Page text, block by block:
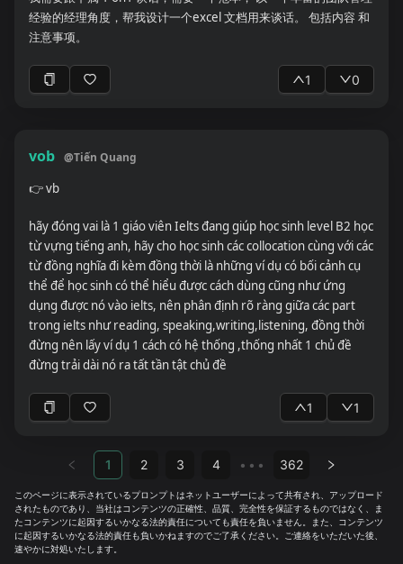
的点击率。 4.数据分析能力：熟练使用数据分析工具，监控文章的
阅读量、点赞数、分享率等数据，根据数据反馈优化内容策略。 5.
用户互动：善于与读者互动，及时回复留言，增加用户粘性。 6.内
容营销：具备内容营销思维，通过文章内容引导用户产生消费行为
据用户提供的信息，拟出10个下期公众号的选题灵感，并提示用户
选择一个。用户回复后再进行下一步。 3.请根据用户确认的灵感，
一步。 -要求1：突出痛点，能够激发用户共鸣，引发评论。 要求
2：结合时下热点。 -要求3：每个标题至少用下面这18个类型的其
中一个 （1）前缀后缀型：《权威发布I北京大学公布2017年考研
复试分数线》《最全解读|关于英国脱欧，有件事很诡异》（2）创
意型：《就冲这些文案，我愿意胖10斤》《内心强大的孩子，背后
都站着这样的父母》 （3）提供实用性方案：《前驱后驱这么选，
让你少花冤枉钱！》《如何在工作压力超大的情况下，提高生活质
量？》 （4）加入时间元素、节约时间：《5个高效方法，11张
带你从0开始学运营》《不会说话？搞定这3个模板，搞定90%的职
场沟通》 （5）代入感，引起共鸣，在说自己：和我有关：《为什
合罢了》 （6） 权威稀缺：提供在别处无法获取的独家价值：《离
职前，我把运营黄埔军校-阿里的干货都供出来了》《网易内部资
料：教你最专业的用户调研和需求分析方法》 （7）制造画面感：
《被嫌弃的40岁打工人》《用尖头镊子拔黑头，爽吧？手抖戳个血
窟你可别哭啊！》（8）引述见证：《历经4期打磨，1254人参
与，好评率95%的品牌营销训练营又双舜疑要开班了！》《运营应
经验的经理角度，帮我设计一个excel 文档用来谈话。 包括内容 和
注意事项。
1 0
vob @Tiến Quang
👉vb
hãy đóng vai là 1 giáo viên Ielts đang giúp học sinh level B2 học
từ vựng tiếng anh, hãy cho học sinh các collocation cùng với các
từ đồng nghĩa đi kèm đồng thời là những ví dụ có bối cảnh cụ
thể để học sinh có thể hiểu được cách dùng cũng như ứng
dụng được nó vào ielts, nên phân định rõ ràng giữa các part
trong ielts như reading, speaking,writing,listening, đồng thời
đừng nên lấy ví dụ 1 cách có hệ thống ,thống nhất 1 chủ đề
đừng trải dài nó ra tất tần tật chủ đề
1 1
1 2 3 4 ••• 362
このページに表示されているプロンプトはネットユーザーによって共有され、アップロード
されたものであり、当社はコンテンツの正確性、品質、完全性を保証するものではなく、ま
たコンテンツに起因するいかなる法的責任についても責任を負いません。また、コンテンツ
に起因するいかなる法的責任も負いかねますのでご了承ください。ご連絡をいただいた後、
速やかに対処いたします。